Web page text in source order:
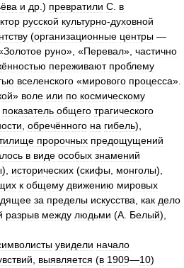
и др .) превратили С в
русской культурно-духовной
(организационные центры —
Золотое руно», «Перевал», частично
переживают проблему
вселенского «мирового процесса».
» воле или по космическому
показатель общего трагического
обречённого на гибель),
пророчных предощущений
в виде особых знамений
), исторических (скифы монголы),
к общему движению мировых
за пределы искусства как дело
разрыв между людьми (А Белый),
увидели начало
выявляется (в 1909—10)